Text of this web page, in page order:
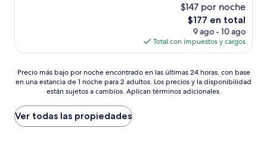
$147 por noche
El
precio
actual
es
$177
$177 en total
9 ago - 10 ago
Total con impuestos y cargos
Precio
más
por
noche
encontrado
Precio más bajo por noche encontrado en las últimas 24 horas, con base
en una estancia de 1 noche para 2 adultos. Los precios y la disponibilidad
están sujetos a cambios. Aplican términos adicionales.
Ver todas las propiedades